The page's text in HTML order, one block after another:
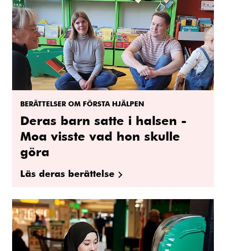
BERÄTTELSER OM FÖRSTA HJÄLPEN
Deras barn satte i halsen -
Moa visste vad hon skulle
göra
Läs deras berättelse